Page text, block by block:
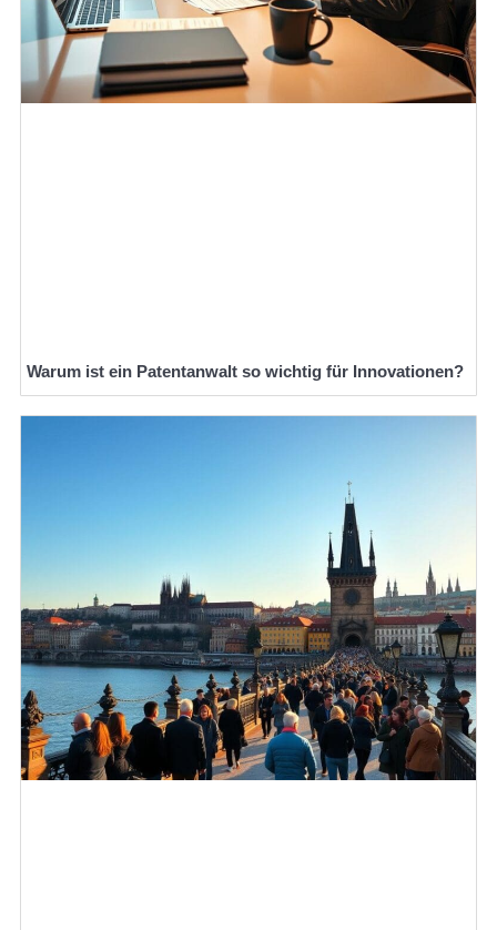
Warum ist ein Patentanwalt so wichtig für Innovationen?